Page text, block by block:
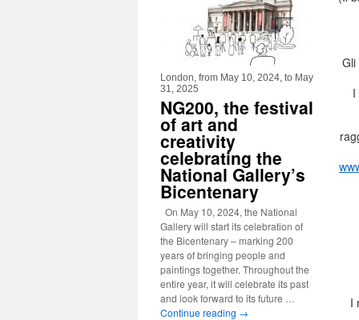
Gli
I
London, from May 10, 2024, to May
31, 2025
NG200, the festival
of art and
creativity
celebrating the
National Gallery’s
Bicentenary
On May 10, 2024, the National
Gallery will start its celebration of
the Bicentenary – marking 200
years of bringing people and
paintings together. Throughout the
entire year, it will celebrate its past
and look forward to its future …
Continue reading →